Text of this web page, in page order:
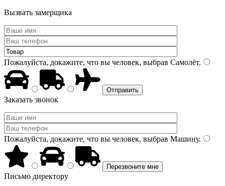
Вызвать замерщика
Пожалуйста, докажите, что вы человек, выбрав Самолёт.
Заказать звонок
Пожалуйста, докажите, что вы человек, выбрав Машину.
Письмо директору